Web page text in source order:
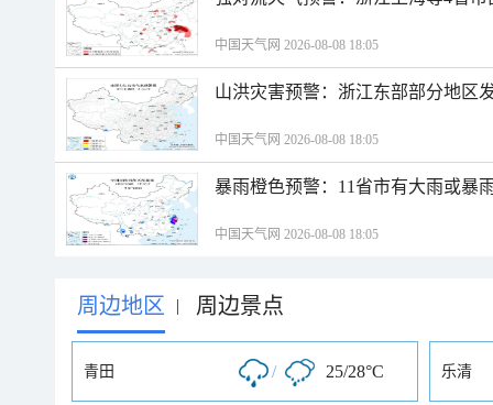
中国天气网 2026-08-08 18:05
山洪灾害预警：浙江东部部分地区
中国天气网 2026-08-08 18:05
暴雨橙色预警：11省市有大雨或暴
中国天气网 2026-08-08 18:05
周边地区 | 周边景点
青田 / 25/28°C 乐清